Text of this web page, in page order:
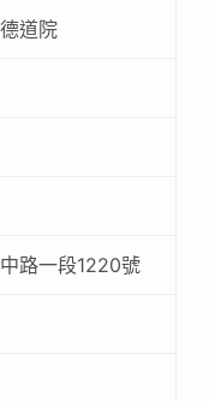
道院
路一段1220號